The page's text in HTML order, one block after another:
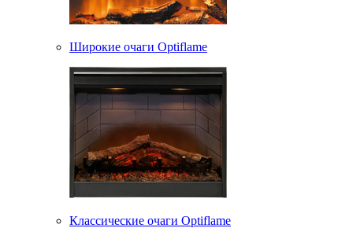
Широкие очаги Optiflame
Классические очаги Optiflame